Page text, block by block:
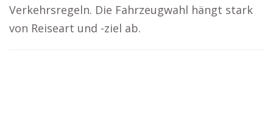
Verkehrsregeln. Die Fahrzeugwahl hängt stark
von Reiseart und -ziel ab.